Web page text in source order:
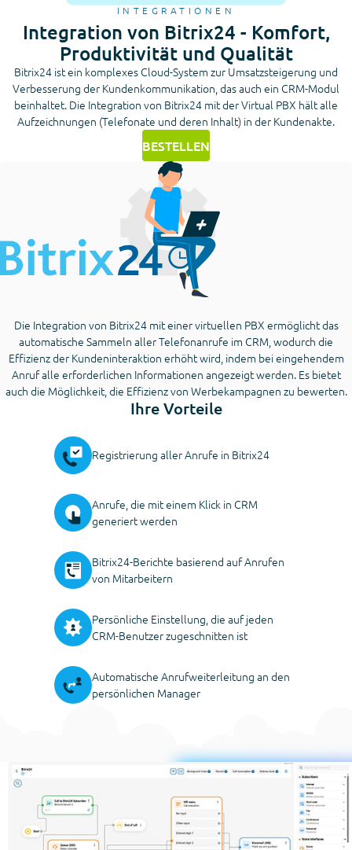
INTEGRATIONEN
Integration von Bitrix24 - Komfort,
Produktivität und Qualität
Bitrix24 ist ein komplexes Cloud-System zur Umsatzsteigerung und
Verbesserung der Kundenkommunikation, das auch ein CRM-Modul
beinhaltet. Die Integration von Bitrix24 mit der Virtual PBX hält alle
Aufzeichnungen (Telefonate und deren Inhalt) in der Kundenakte.
BESTELLEN
Die Integration von Bitrix24 mit einer virtuellen PBX ermöglicht das
automatische Sammeln aller Telefonanrufe im CRM, wodurch die
Effizienz der Kundeninteraktion erhöht wird, indem bei eingehendem
Anruf alle erforderlichen Informationen angezeigt werden. Es bietet
auch die Möglichkeit, die Effizienz von Werbekampagnen zu bewerten.
Ihre Vorteile
Registrierung aller Anrufe in Bitrix24
Anrufe, die mit einem Klick in CRM
generiert werden
Bitrix24-Berichte basierend auf Anrufen
von Mitarbeitern
Persönliche Einstellung, die auf jeden
CRM-Benutzer zugeschnitten ist
Automatische Anrufweiterleitung an den
persönlichen Manager